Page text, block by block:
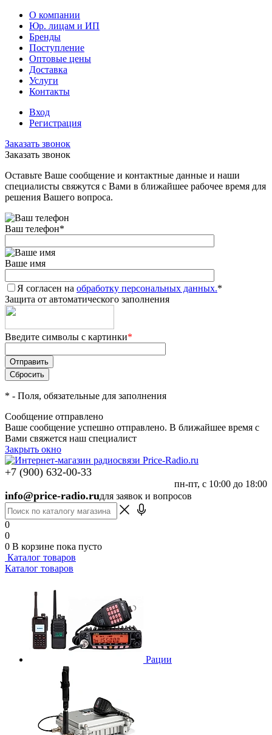
О компании
Юр. лицам и ИП
Бренды
Поступление
Оптовые цены
Доставка
Услуги
Контакты
Вход
Регистрация
Заказать звонок
Заказать звонок
Оставьте Ваше сообщение и контактные данные и наши
специалисты свяжутся с Вами в ближайшее рабочее время для
решения Вашего вопроса.
Ваш телефон*
Ваше имя
Я согласен на обработку персональных данных.*
Защита от автоматического заполнения
Введите символы с картинки*
* - Поля, обязательные для заполнения
Сообщение отправлено
Ваше сообщение успешно отправлено. В ближайшее время с
Вами свяжется наш специалист
Закрыть окно
+7 (900) 632-00-33
пн-пт, с 10:00 до 18:00
info@price-radio.ruдля заявок и вопросов
0
0
0 В корзине пока пусто
Каталог товаров
Каталог товаров
Рации